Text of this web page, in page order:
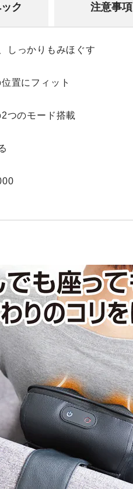
ク 注意事項
しっかりもみほぐす
置にフィット
つのモード搭載